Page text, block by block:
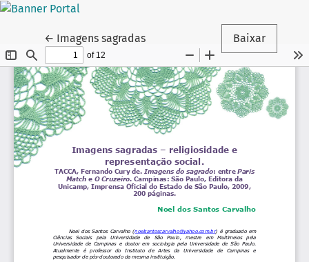
← Voltar aos Detalhes do Artigo
Imagens sagradas Baixar